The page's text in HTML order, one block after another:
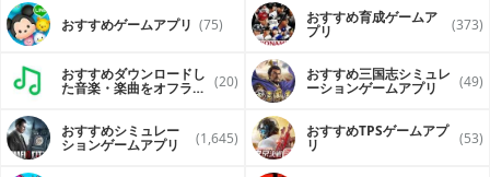
おすすめゲームアプリ (75) おすすめ育成ゲームア
プリ (373)
おすすめダウンロードし
た音楽・楽曲をオフライ (20) おすすめ三国志シミュレ
ーションゲームアプリ (49)
おすすめシミュレー
ションゲームアプリ (1,645) おすすめTPSゲームアプ
リ (53)